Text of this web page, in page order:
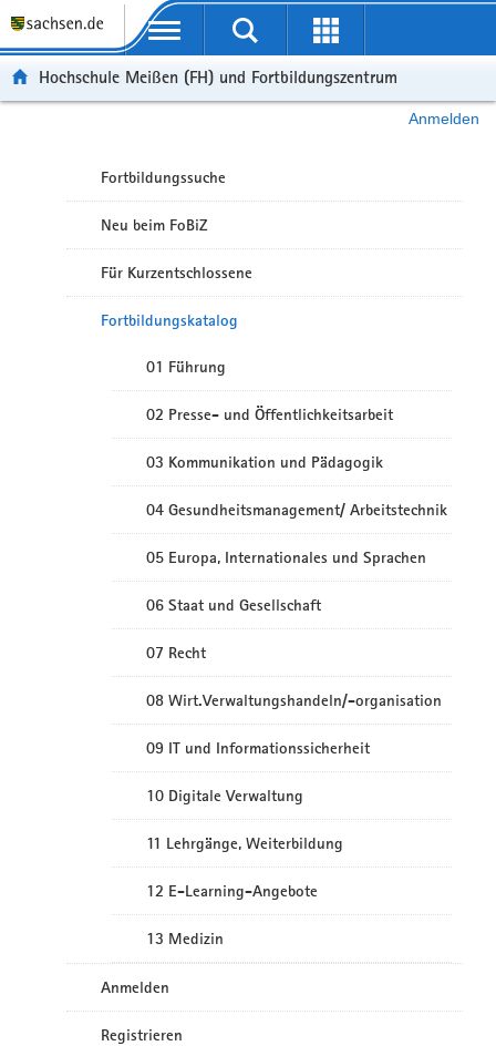
Portalübergreifende Navigation
Hochschule Meißen (FH) und Fortbildungszentrum
Anmelden
Fortbildungssuche
Neu beim FoBiZ
Für Kurzentschlossene
Fortbildungskatalog
01 Führung
02 Presse- und Öffentlichkeitsarbeit
03 Kommunikation und Pädagogik
04 Gesundheitsmanagement/ Arbeitstechnik
05 Europa, Internationales und Sprachen
06 Staat und Gesellschaft
07 Recht
08 Wirt.Verwaltungshandeln/-organisation
09 IT und Informationssicherheit
10 Digitale Verwaltung
11 Lehrgänge, Weiterbildung
12 E-Learning-Angebote
13 Medizin
Anmelden
Registrieren